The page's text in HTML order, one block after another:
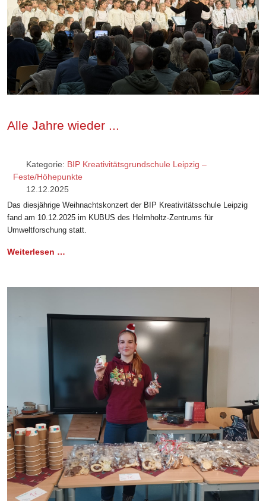
Alle Jahre wieder ...
Kategorie: BIP Kreativitätsgrundschule Leipzig –
Feste/Höhepunkte
12.12.2025
Das diesjährige Weihnachtskonzert der BIP Kreativitätsschule Leipzig
fand am 10.12.2025 im KUBUS des Helmholtz-Zentrums für
Umweltforschung statt.
Weiterlesen …